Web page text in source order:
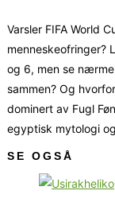
Varsler FIFA World
menneskeofringer?
og 6, men se
sammen? Og
dominert av Fugl
egyptisk mytologi
SE OGSÅ